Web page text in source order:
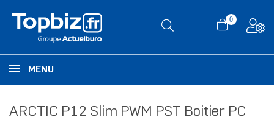
0
MENU
ARCTIC P12 Slim PWM PST Boitier PC